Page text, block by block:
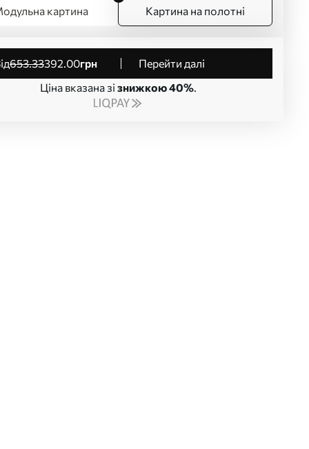
картина Картина на полотні
від653.33392.00грн
Перейти далі
Ціна вказана зі знижкою 40%.